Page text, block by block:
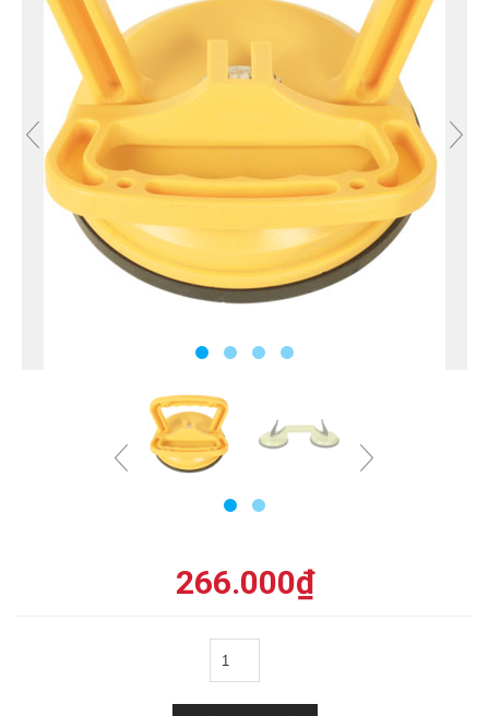
266.000₫